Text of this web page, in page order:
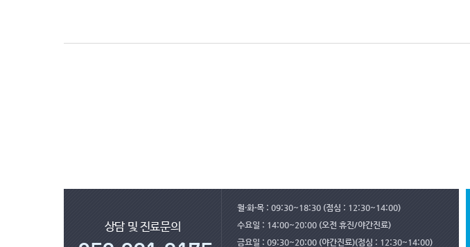
상담 및 진료문의
월·화·목 : 09:30~18:30 (점심 : 12:30~14:00)
수요일 : 14:00~20:00 (오전 휴진/야간진료)
금요일 : 09:30~20:00 (야간진료)(점심 : 12:30~14:00)